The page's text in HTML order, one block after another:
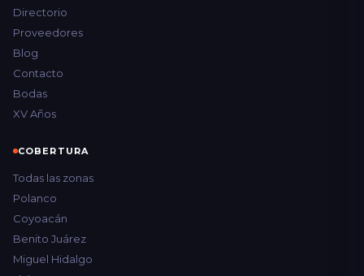
Directorio
Proveedores
Blog
Contacto
Bodas
XV Años
COBERTURA
Todas las zonas
Polanco
Coyoacán
Benito Juárez
Miguel Hidalgo